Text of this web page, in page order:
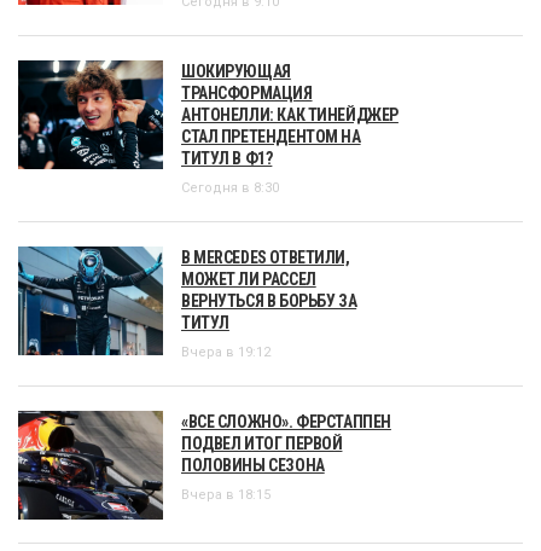
ШОКИРУЮЩАЯ
ТРАНСФОРМАЦИЯ
АНТОНЕЛЛИ: КАК ТИНЕЙДЖЕР
СТАЛ ПРЕТЕНДЕНТОМ НА
ТИТУЛ В Ф1?
Сегодня в 8:30
В MERCEDES ОТВЕТИЛИ,
МОЖЕТ ЛИ РАССЕЛ
ВЕРНУТЬСЯ В БОРЬБУ ЗА
ТИТУЛ
Вчера в 19:12
«ВСЕ СЛОЖНО». ФЕРСТАППЕН
ПОДВЕЛ ИТОГ ПЕРВОЙ
ПОЛОВИНЫ СЕЗОНА
Вчера в 18:15